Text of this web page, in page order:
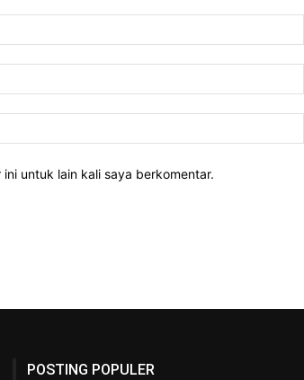
untuk lain kali saya berkomentar.
POSTING POPULER